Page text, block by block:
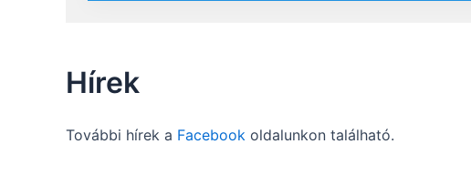
Hírek
További hírek a Facebook oldalunkon található.